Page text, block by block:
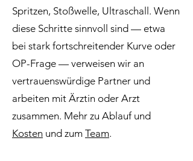
Spritzen, Stoßwelle, Ultraschall. Wenn
diese Schritte sinnvoll sind — etwa
bei stark fortschreitender Kurve oder
OP-Frage — verweisen wir an
vertrauenswürdige Partner und
arbeiten mit Ärztin oder Arzt
zusammen. Mehr zu Ablauf und
Kosten und zum Team.